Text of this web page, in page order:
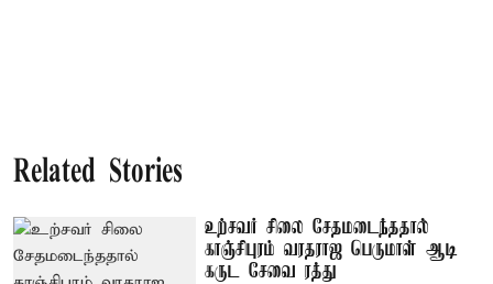
Related Stories
உற்சவர் சிலை சேதமடைந்ததால்
காஞ்சிபுரம் வரதராஜ பெருமாள் ஆடி
கருட சேவை ரத்து